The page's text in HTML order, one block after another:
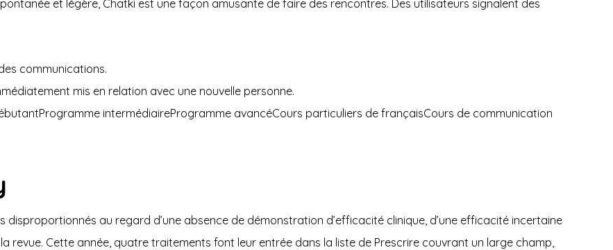
et légère, Chatki est une façon amusante de faire des rencontres. Des utilisateurs signalent des
communications.
mis en relation avec une nouvelle personne.
intermédiaireProgramme avancéCours particuliers de françaisCours de communication
au regard d’une absence de démonstration d’efficacité clinique, d’une efficacité incertaine
revue. Cette année, quatre traitements font leur entrée dans la liste de Prescrire couvrant un large champ,